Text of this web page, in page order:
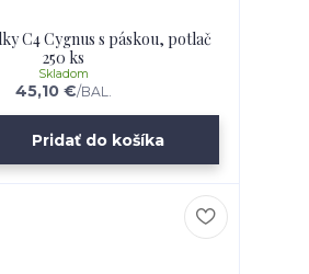
C4 Cygnus s páskou, potlač
250 ks
45,10 €/BAL.
Skladom
Pridať do košíka